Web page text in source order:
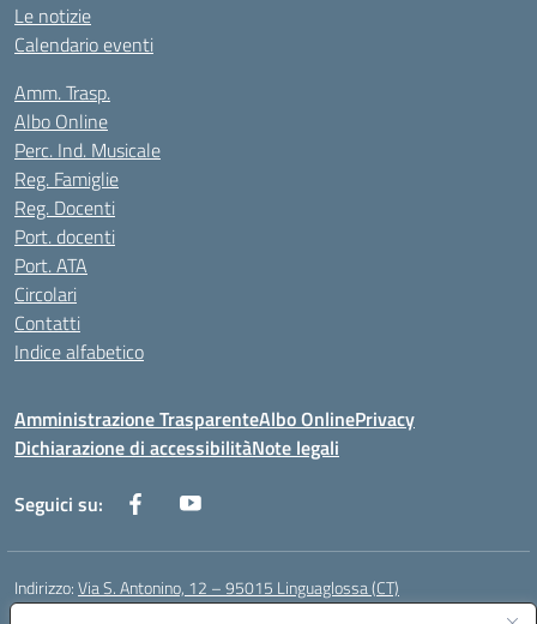
Le notizie
Calendario eventi
Amm. Trasp.
Albo Online
Perc. Ind. Musicale
Reg. Famiglie
Reg. Docenti
Port. docenti
Port. ATA
Circolari
Contatti
Indice alfabetico
Amministrazione TrasparenteAlbo OnlinePrivacy
Dichiarazione di accessibilitàNote legali
Seguici su:
Indirizzo:Via S. Antonino, 12 – 95015 Linguaglossa (CT)
Centralino: